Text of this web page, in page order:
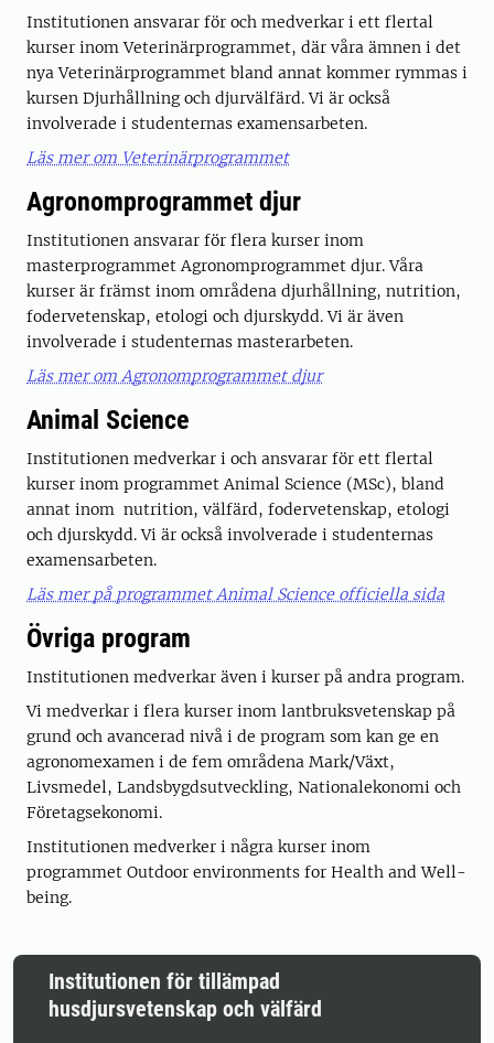
Institutionen ansvarar för och medverkar i ett flertal
kurser inom Veterinärprogrammet, där våra ämnen i det
nya Veterinärprogrammet bland annat kommer rymmas i
kursen Djurhållning och djurvälfärd. Vi är också
involverade i studenternas examensarbeten.
Läs mer om Veterinärprogrammet
Agronomprogrammet djur
Institutionen ansvarar för flera kurser inom
masterprogrammet Agronomprogrammet djur. Våra
kurser är främst inom områdena djurhållning, nutrition,
fodervetenskap, etologi och djurskydd. Vi är även
involverade i studenternas masterarbeten.
Läs mer om Agronomprogrammet djur
Animal Science
Institutionen medverkar i och ansvarar för ett flertal
kurser inom programmet Animal Science (MSc), bland
annat inom nutrition, välfärd, fodervetenskap, etologi
och djurskydd. Vi är också involverade i studenternas
examensarbeten.
Läs mer på programmet Animal Science officiella sida
Övriga program
Institutionen medverkar även i kurser på andra program.
Vi medverkar i flera kurser inom lantbruksvetenskap på
grund och avancerad nivå i de program som kan ge en
agronomexamen i de fem områdena Mark/Växt,
Livsmedel, Landsbygdsutveckling, Nationalekonomi och
Företagsekonomi.
Institutionen medverker i några kurser inom
programmet Outdoor environments for Health and Well-
being.
Institutionen för tillämpad
husdjursvetenskap och välfärd